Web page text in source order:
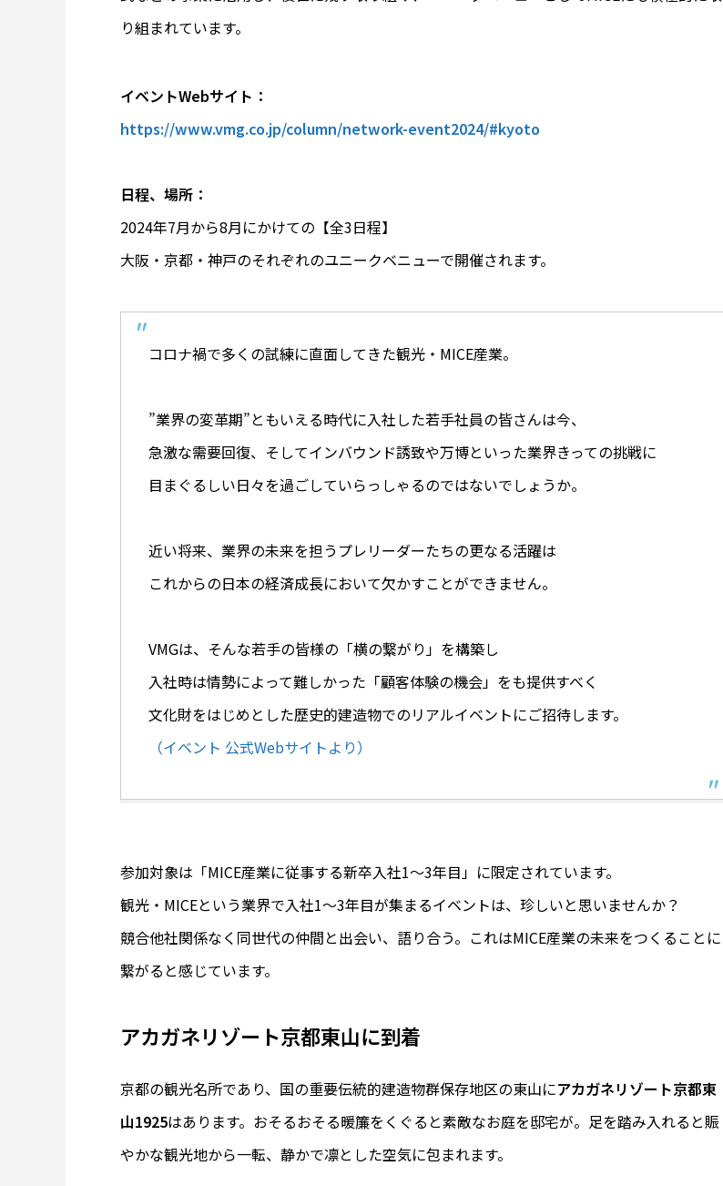
り組まれています。
イベントWebサイト：
https://www.vmg.co.jp/column/network-event2024/#kyoto
日程、場所：
2024年7月から8月にかけての【全3日程】
大阪・京都・神戸のそれぞれのユニークベニューで開催されます。
コロナ禍で多くの試練に直面してきた観光・MICE産業。
”業界の変革期”ともいえる時代に入社した若手社員の皆さんは今、
急激な需要回復、そしてインバウンド誘致や万博といった業界きっての挑戦に
目まぐるしい日々を過ごしていらっしゃるのではないでしょうか。
近い将来、業界の未来を担うプレリーダーたちの更なる活躍は
これからの日本の経済成長において欠かすことができません。
VMGは、そんな若手の皆様の「横の繋がり」を構築し
入社時は情勢によって難しかった「顧客体験の機会」をも提供すべく
文化財をはじめとした歴史的建造物でのリアルイベントにご招待します。
（イベント 公式Webサイトより）
参加対象は「MICE産業に従事する新卒入社1～3年目」に限定されています。
観光・MICEという業界で入社1～3年目が集まるイベントは、珍しいと思いませんか？
競合他社関係なく同世代の仲間と出会い、語り合う。これはMICE産業の未来をつくることに
繋がると感じています。
アカガネリゾート京都東山に到着
京都の観光名所であり、国の重要伝統的建造物群保存地区の東山にアカガネリゾート京都東
山1925はあります。おそるおそる暖簾をくぐると素敵なお庭を邸宅が。足を踏み入れると賑
やかな観光地から一転、静かで凛とした空気に包まれます。